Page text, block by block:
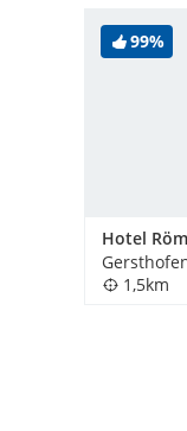
99%
Hotel
1,5km